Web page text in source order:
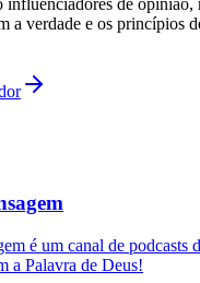
a verdade e os princípios
é um canal de podcasts
a Palavra de Deus!